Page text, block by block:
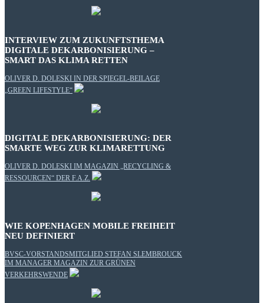
INTERVIEW ZUM ZUKUNFTSTHEMA
DIGITALE DEKARBONISIERUNG –
SMART DAS KLIMA RETTEN
OLIVER D. DOLESKI IN DER SPIEGEL-BEILAGE
„GREEN LIFESTYLE“
DIGITALE DEKARBONISIERUNG: DER
SMARTE WEG ZUR KLIMARETTUNG
OLIVER D. DOLESKI IM MAGAZIN „RECYCLING &
RESSOURCEN“ DER F.A.Z.
WIE KOPENHAGEN MOBILE FREIHEIT
NEU DEFINIERT
BVSC-VORSTANDSMITGLIED STEFAN SLEMBROUCK
IM MANAGER MAGAZIN ZUR GRÜNEN
VERKEHRSWENDE